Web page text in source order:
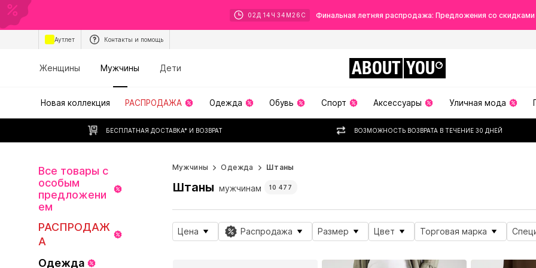
02 Д 14 Ч 34 М 25 С Финальная летняя распродажа: Предложения со
Аутлет Контакты и помощь
Женщины Мужчины Дети ABOUT YOU
Новая коллекция РАСПРОДАЖА Одежда Обувь Спорт Аксессуары Уличная мода
БЕСПЛАТНАЯ ДОСТАВКА* И ВОЗВРАТ ВОЗМОЖНОСТЬ ВОЗВРАТА В ТЕЧЕНИЕ 30 ДНЕЙ
Все товары с
особым
предложени
ем
РАСПРОДАЖ
А
Одежда
Мужчины Одежда Штаны
Штаны мужчинам 10 477
Цена Распродажа Размер Цвет Торговая марка